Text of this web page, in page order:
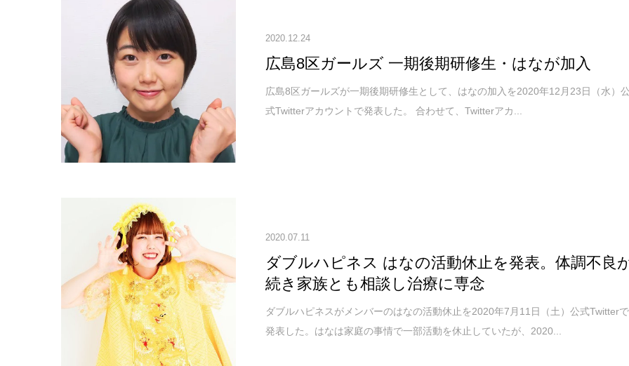
2020.12.24
広島8区ガールズ 一期後期研修生・はなが加入
広島8区ガールズが一期後期研修生として、はなの加入を2020年12月23日（水）
式Twitterアカウントで発表した。 合わせて、Twitterアカ...
2020.07.11
ダブルハピネス はなの活動休止を発表。体調不良
続き家族とも相談し治療に専念
ダブルハピネスがメンバーのはなの活動休止を2020年7月11日（土）公式Twitterで
発表した。はなは家庭の事情で一部活動を休止していたが、2020...